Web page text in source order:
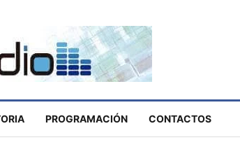
PROGRAMACIÓN CONTACTOS